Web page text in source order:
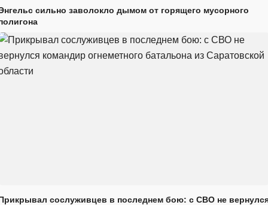
сильно заволокло дымом от горящего мусорного
сослуживцев в последнем бою: с СВО не